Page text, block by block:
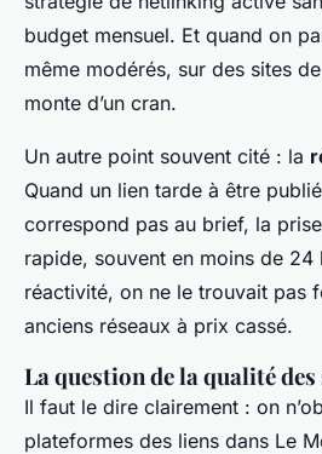
budget mensuel. Et quand on
même modérés, sur des sites
monte d’un cran.
Un autre point souvent cité : la
Quand un lien tarde à être
correspond pas au brief, la
rapide, souvent en moins de 24
réactivité, on ne le trouvait pas
anciens réseaux à prix cassé.
La question de la qualité
Il faut le dire clairement : on
plateformes des liens dans Le